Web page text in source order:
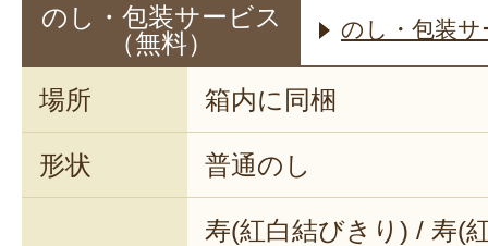
のし・包装サービス
（無料）
のし・包装
場所 箱内に同梱
形状 普通のし
寿(紅白結びきり) / 寿(